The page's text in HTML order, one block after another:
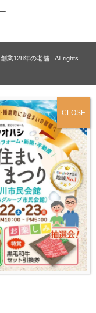
業128年の老舗
. All rights